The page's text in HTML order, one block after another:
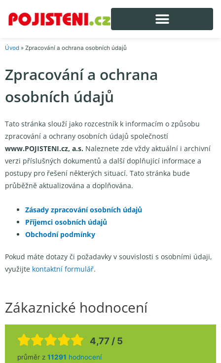
Úvod » Zpracování a ochrana osobních údajů
Zpracování a ochrana
osobních údajů
Tato stránka slouží jako rozcestník k informacím o způsobu
zpracování a ochrany osobních údajů společností
www.POJISTENI.cz, a.s. Naleznete zde vždy aktuální i archivní
verzi příslušných dokumentů a další doplňující informace a
postupy pro řešení některých situací. Tato stránka bude
průběžně aktualizována a doplňována.
Zásady zpracování osobních údajů
Příjemci osobních údajů
Obchodní podmínky
Pokud máte dotazy či požadavky v souvislosti s osobními údaji,
využijte kontaktní formulář.
Zákaznické hodnocení
4,77 / 5
průměr z 11291 hodnocení